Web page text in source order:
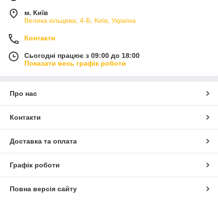
м. Київ
Велика кільцева, 4-Б, Київ, Україна
Контакти
Сьогодні працює з 09:00 до 18:00
Показати весь графік роботи
Про нас
Контакти
Доставка та оплата
Графік роботи
Повна версія сайту